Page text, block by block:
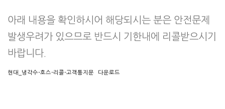
아래 내용을 확인하시어 해당되시는 분은 안전문제
발생우려가 있으므로 반드시 기한내에 리콜받으시기
바랍니다.
현대_냉각수-호스-리콜-고객통지문 다운로드